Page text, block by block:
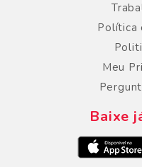
Política
Meu
Baixe